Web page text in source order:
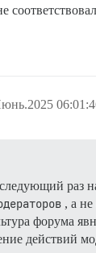
раз
, а не
форума
действий